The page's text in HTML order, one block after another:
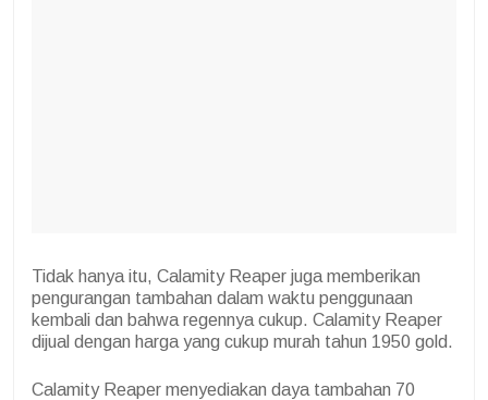
Tidak hanya itu, Calamity Reaper juga memberikan
pengurangan tambahan dalam waktu penggunaan
kembali dan bahwa regennya cukup. Calamity Reaper
dijual dengan harga yang cukup murah tahun 1950 gold.
Calamity Reaper menyediakan daya tambahan 70